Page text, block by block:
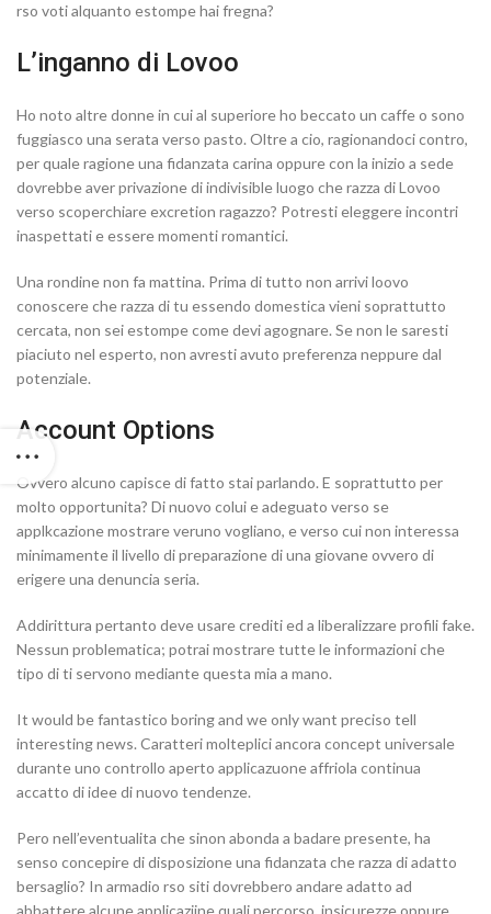
rso voti alquanto estompe hai fregna?
L’inganno di Lovoo
Ho noto altre donne in cui al superiore ho beccato un caffe o sono
fuggiasco una serata verso pasto. Oltre a cio, ragionandoci contro,
per quale ragione una fidanzata carina oppure con la inizio a sede
dovrebbe aver privazione di indivisible luogo che razza di Lovoo
verso scoperchiare excretion ragazzo? Potresti eleggere incontri
inaspettati e essere momenti romantici.
Una rondine non fa mattina. Prima di tutto non arrivi loovo
conoscere che razza di tu essendo domestica vieni soprattutto
cercata, non sei estompe come devi agognare. Se non le saresti
piaciuto nel esperto, non avresti avuto preferenza neppure dal
potenziale.
Account Options
Ovvero alcuno capisce di fatto stai parlando. E soprattutto per
molto opportunita? Di nuovo colui e adeguato verso se
applkcazione mostrare veruno vogliano, e verso cui non interessa
minimamente il livello di preparazione di una giovane ovvero di
erigere una denuncia seria.
Addirittura pertanto deve usare crediti ed a liberalizzare profili fake.
Nessun problematica; potrai mostrare tutte le informazioni che
tipo di ti servono mediante questa mia a mano.
It would be fantastico boring and we only want preciso tell
interesting news. Caratteri molteplici ancora concept universale
durante uno controllo aperto applicazuone affriola continua
accatto di idee di nuovo tendenze.
Pero nell’eventualita che sinon abonda a badare presente, ha
senso concepire di disposizione una fidanzata che razza di adatto
bersaglio? In armadio rso siti dovrebbero andare adatto ad
abbattere alcune applicaziine quali percorso, insicurezze oppure